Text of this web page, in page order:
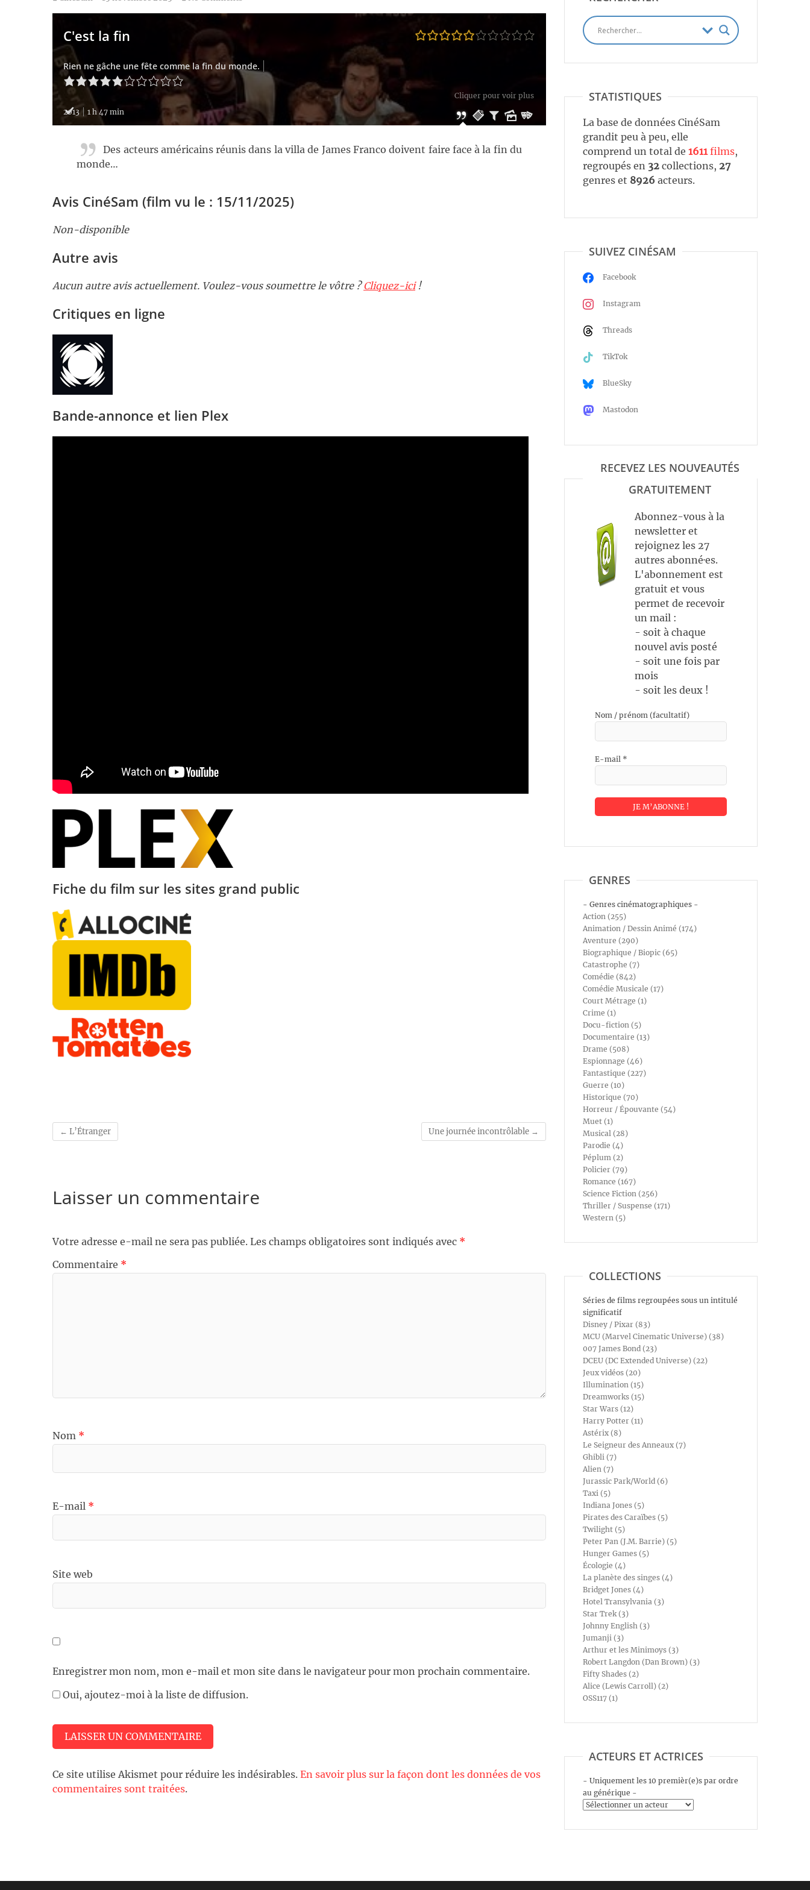
C'est la fin
Rien ne gâche une fête comme la fin du monde.
2013 1 h 47 min
Cliquer pour voir plus
Des acteurs américains réunis dans la villa de James Franco doivent faire face à la fin du
monde…
Avis CinéSam (film vu le : 15/11/2025)
​Non-disponible
Autre avis
Aucun autre avis actuellement. Voulez-vous soumettre le vôtre ?Cliquez-ici!
Critiques en ligne
Bande-annonce et lien Plex
Fiche du film sur les sites grand public
← L’Étranger Une journée incontrôlable →
Laisser un commentaire
Votre adresse e-mail ne sera pas publiée. Les champs obligatoires sont indiqués avec *
Commentaire *
Nom *
E-mail *
Site web
Enregistrer mon nom, mon e-mail et mon site dans le navigateur pour mon prochain commentaire.
Oui, ajoutez-moi à la liste de diffusion.
Ce site utilise Akismet pour réduire les indésirables. En savoir plus sur la façon dont les données de vos
commentaires sont traitées.
STATISTIQUES
La base de données CinéSam
grandit peu à peu, elle
comprend un total de 1611films,
regroupés en 32 collections, 27
genres et 8926 acteurs.
SUIVEZ CINÉSAM
Facebook
Instagram
Threads
TikTok
BlueSky
Mastodon
RECEVEZ LES NOUVEAUTÉS
GRATUITEMENT
Abonnez-vous à la
newsletter et
rejoignez les 27
autres abonné·es.
L'abonnement est
gratuit et vous
permet de recevoir
un mail :
- soit à chaque
nouvel avis posté
- soit une fois par
mois
- soit les deux !
Nom / prénom (facultatif)
E-mail *
GENRES
- Genres cinématographiques -
Action (255)
Animation / Dessin Animé (174)
Aventure (290)
Biographique / Biopic (65)
Catastrophe (7)
Comédie (842)
Comédie Musicale (17)
Court Métrage (1)
Crime (1)
Docu-fiction (5)
Documentaire (13)
Drame (508)
Espionnage (46)
Fantastique (227)
Guerre (10)
Historique (70)
Horreur / Épouvante (54)
Muet (1)
Musical (28)
Parodie (4)
Péplum (2)
Policier (79)
Romance (167)
Science Fiction (256)
Thriller / Suspense (171)
Western (5)
COLLECTIONS
Séries de films regroupées sous un intitulé
significatif
Disney / Pixar (83)
MCU (Marvel Cinematic Universe) (38)
007 James Bond (23)
DCEU (DC Extended Universe) (22)
Jeux vidéos (20)
Illumination (15)
Dreamworks (15)
Star Wars (12)
Harry Potter (11)
Astérix (8)
Le Seigneur des Anneaux (7)
Ghibli (7)
Alien (7)
Jurassic Park/World (6)
Taxi (5)
Indiana Jones (5)
Pirates des Caraïbes (5)
Twilight (5)
Peter Pan (J.M. Barrie) (5)
Hunger Games (5)
Écologie (4)
La planète des singes (4)
Bridget Jones (4)
Hotel Transylvania (3)
Star Trek (3)
Johnny English (3)
Jumanji (3)
Arthur et les Minimoys (3)
Robert Langdon (Dan Brown) (3)
Fifty Shades (2)
Alice (Lewis Carroll) (2)
OSS117 (1)
ACTEURS ET ACTRICES
- Uniquement les 10 premièr(e)s par ordre
au générique -